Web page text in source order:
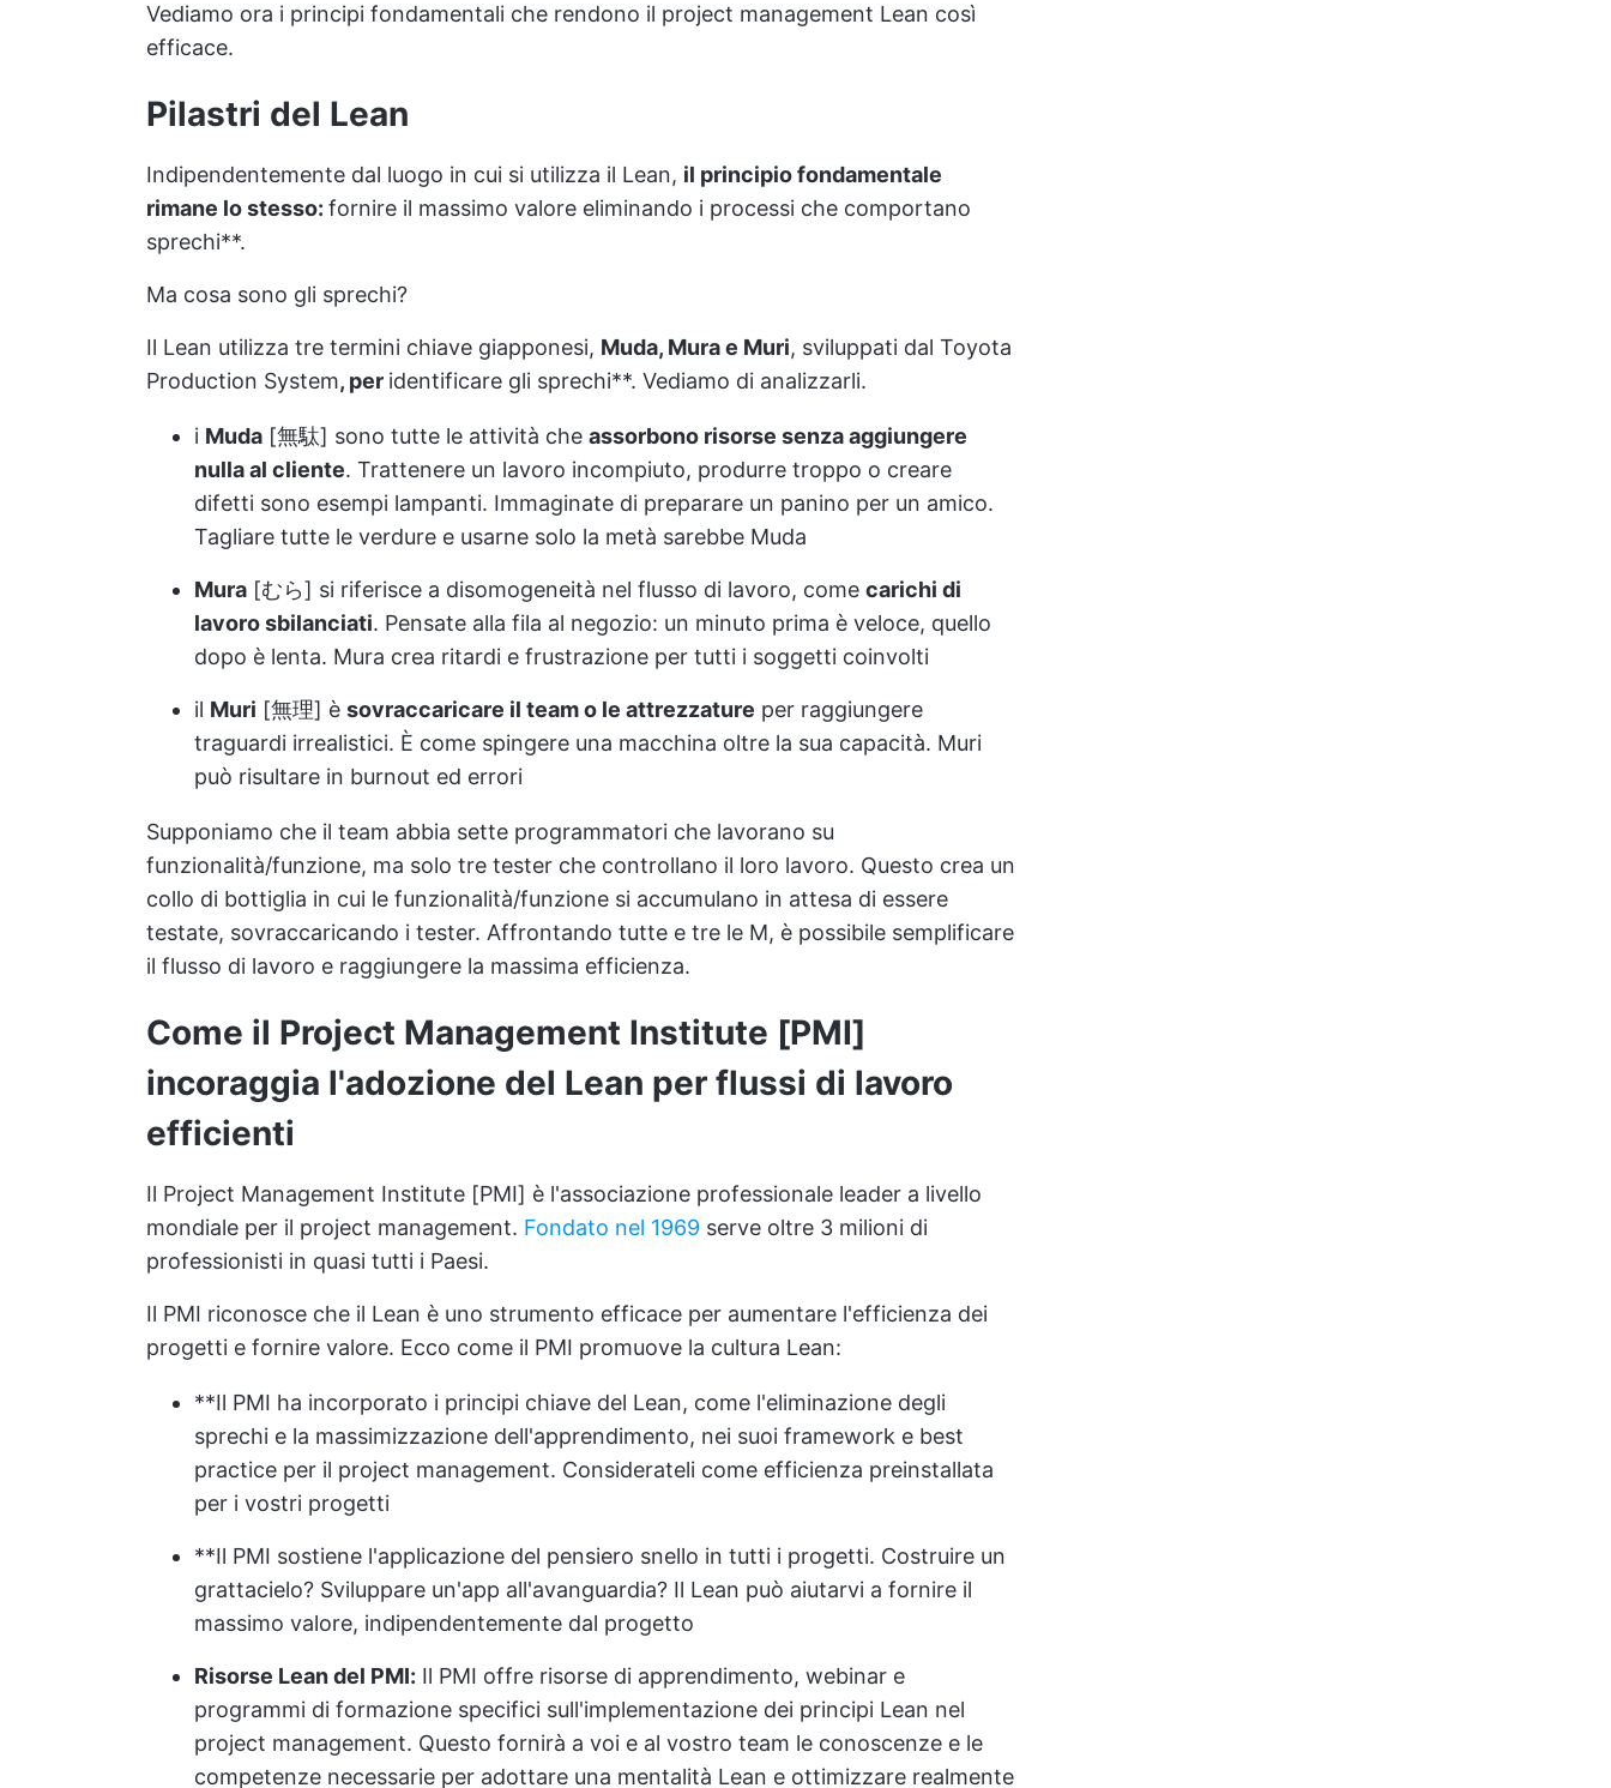
Vediamo ora i principi fondamentali che rendono il project management Lean così
efficace.
Pilastri del Lean
Indipendentemente dal luogo in cui si utilizza il Lean, il principio fondamentale
rimane lo stesso: fornire il massimo valore eliminando i processi che comportano
sprechi**.
Ma cosa sono gli sprechi?
Il Lean utilizza tre termini chiave giapponesi, Muda, Mura e Muri, sviluppati dal Toyota
Production System, per identificare gli sprechi**. Vediamo di analizzarli.
i Muda [無駄] sono tutte le attività che assorbono risorse senza aggiungere
nulla al cliente. Trattenere un lavoro incompiuto, produrre troppo o creare
difetti sono esempi lampanti. Immaginate di preparare un panino per un amico.
Tagliare tutte le verdure e usarne solo la metà sarebbe Muda
Mura [むら] si riferisce a disomogeneità nel flusso di lavoro, come carichi di
lavoro sbilanciati. Pensate alla fila al negozio: un minuto prima è veloce, quello
dopo è lenta. Mura crea ritardi e frustrazione per tutti i soggetti coinvolti
il Muri [無理] è sovraccaricare il team o le attrezzature per raggiungere
traguardi irrealistici. È come spingere una macchina oltre la sua capacità. Muri
può risultare in burnout ed errori
Supponiamo che il team abbia sette programmatori che lavorano su
funzionalità/funzione, ma solo tre tester che controllano il loro lavoro. Questo crea un
collo di bottiglia in cui le funzionalità/funzione si accumulano in attesa di essere
testate, sovraccaricando i tester. Affrontando tutte e tre le M, è possibile semplificare
il flusso di lavoro e raggiungere la massima efficienza.
Come il Project Management Institute [PMI]
incoraggia l'adozione del Lean per flussi di lavoro
efficienti
Il Project Management Institute [PMI] è l'associazione professionale leader a livello
mondiale per il project management. Fondato nel 1969 serve oltre 3 milioni di
professionisti in quasi tutti i Paesi.
Il PMI riconosce che il Lean è uno strumento efficace per aumentare l'efficienza dei
progetti e fornire valore. Ecco come il PMI promuove la cultura Lean:
**Il PMI ha incorporato i principi chiave del Lean, come l'eliminazione degli
sprechi e la massimizzazione dell'apprendimento, nei suoi framework e best
practice per il project management. Considerateli come efficienza preinstallata
per i vostri progetti
**Il PMI sostiene l'applicazione del pensiero snello in tutti i progetti. Costruire un
grattacielo? Sviluppare un'app all'avanguardia? Il Lean può aiutarvi a fornire il
massimo valore, indipendentemente dal progetto
Risorse Lean del PMI: Il PMI offre risorse di apprendimento, webinar e
programmi di formazione specifici sull'implementazione dei principi Lean nel
project management. Questo fornirà a voi e al vostro team le conoscenze e le
competenze necessarie per adottare una mentalità Lean e ottimizzare realmente